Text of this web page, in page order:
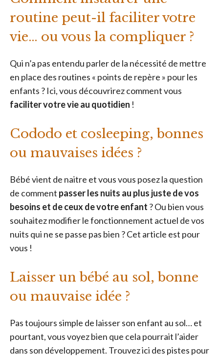
routine peut-il faciliter votre
vie… ou vous la compliquer ?
Qui n’a pas entendu parler de la nécessité de mettre
en place des routines « points de repère » pour les
enfants ? Ici, vous découvrirez comment vous
faciliter votre vie au quotidien !
Cododo et cosleeping, bonnes
ou mauvaises idées ?
Bébé vient de naitre et vous vous posez la question
de comment passer les nuits au plus juste de vos
besoins et de ceux de votre enfant ? Ou bien vous
souhaitez modifier le fonctionnement actuel de vos
nuits qui ne se passe pas bien ? Cet article est pour
vous !
Laisser un bébé au sol, bonne
ou mauvaise idée ?
Pas toujours simple de laisser son enfant au sol… et
pourtant, vous voyez bien que cela pourrait l’aider
dans son développement. Trouvez ici des pistes pour